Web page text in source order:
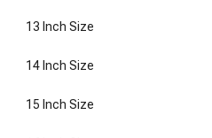
13 Inch Size
14 Inch Size
15 Inch Size